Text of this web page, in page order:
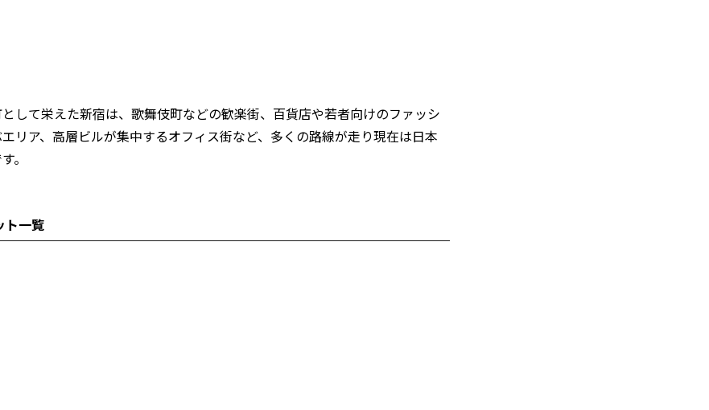
して栄えた新宿は、歌舞伎町などの歓楽街、百貨店や若者向けのファッシ
リア、高層ビルが集中するオフィス街など、多くの路線が走り現在は日本
。
ト一覧